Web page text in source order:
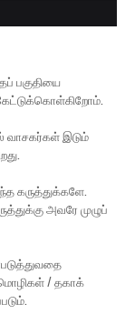
பகுதியை
வாசகர்கள் இடும்
கருத்துக்களே.
அவரே முழுப்
/ தகாக்